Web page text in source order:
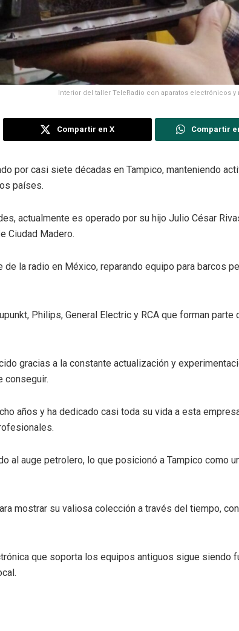
Interior del taller TeleRadio con aparatos electrónicos
Compartir en X Compartir
por casi siete décadas en Tampico, manteniendo
países.
actualmente es operado por su hijo Julio César
Ciudad Madero.
la radio en México, reparando equipo para barcos
Philips, General Electric y RCA que forman parte
gracias a la constante actualización y
conseguir.
años y ha dedicado casi toda su vida a esta
al auge petrolero, lo que posicionó a Tampico como
mostrar su valiosa colección a través del tiempo,
que soporta los equipos antiguos sigue siendo